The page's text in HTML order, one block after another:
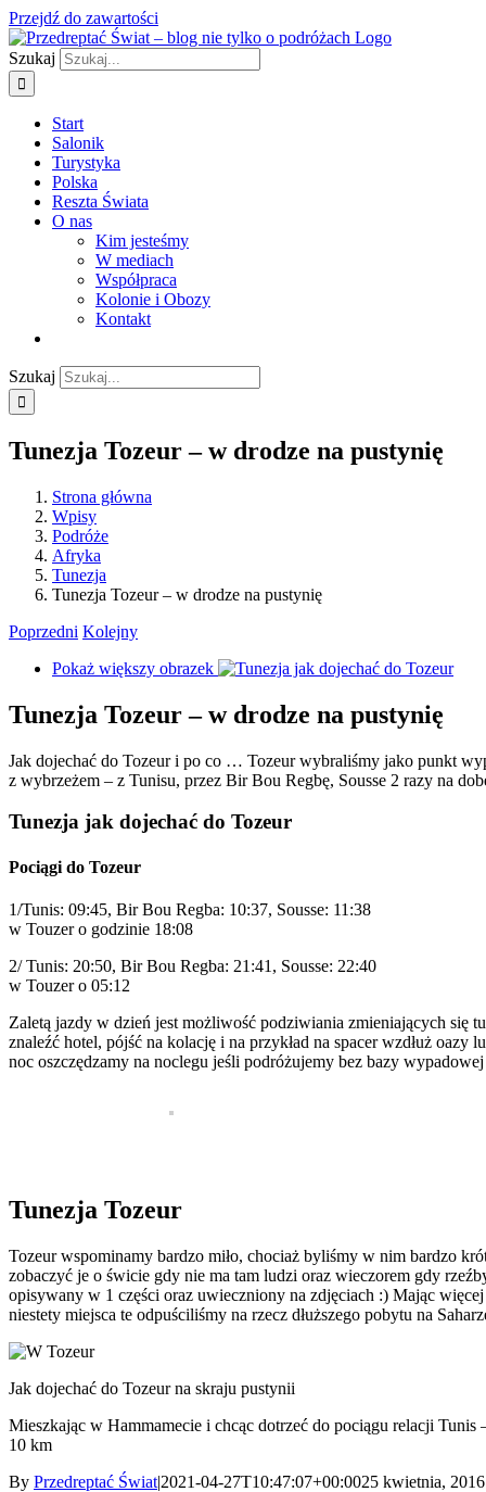
Przejdź do zawartości
Szukaj
Start
Salonik
Turystyka
Polska
Reszta Świata
O nas
Kim jesteśmy
W mediach
Współpraca
Kolonie i Obozy
Kontakt
Szukaj
Tunezja Tozeur – w drodze na pustynię
Strona główna
Wpisy
Podróże
Afryka
Tunezja
Tunezja Tozeur – w drodze na pustynię
Poprzedni Kolejny
Pokaż większy obrazek
Tunezja Tozeur – w drodze na pustynię
Jak dojechać do Tozeur i po co … Tozeur wybraliśmy jako punkt
z wybrzeżem – z Tunisu, przez Bir Bou Regbę, Sousse 2 razy na
Tunezja jak dojechać do Tozeur
Pociągi do Tozeur
1/Tunis: 09:45, Bir Bou Regba: 10:37, Sousse: 11:38
w Touzer o godzinie 18:08
2/ Tunis: 20:50, Bir Bou Regba: 21:41, Sousse: 22:40
w Touzer o 05:12
Zaletą jazdy w dzień jest możliwość podziwiania zmieniających się
znaleźć hotel, pójść na kolację i na przykład na spacer wzdłuż
noc oszczędzamy na noclegu jeśli podróżujemy bez bazy
Tunezja Tozeur
Tozeur wspominamy bardzo miło, chociaż byliśmy w nim bardzo
zobaczyć je o świcie gdy nie ma tam ludzi oraz wieczorem gdy
opisywany w 1 części oraz uwieczniony na zdjęciach :) Mając
niestety miejsca te odpuściliśmy na rzecz dłuższego pobytu na
Jak dojechać do Tozeur na skraju pustynii
Mieszkając w Hammamecie i chcąc dotrzeć do pociągu relacji
10 km
By Przedreptać Świat|2021-04-27T10:47:07+00:0025 kwietnia, 2016